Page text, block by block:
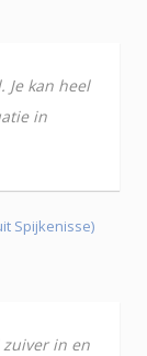
Je kan heel
in
Spijkenisse)
zuiver in en